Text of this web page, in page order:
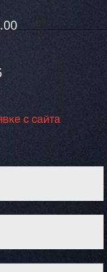
с сайта